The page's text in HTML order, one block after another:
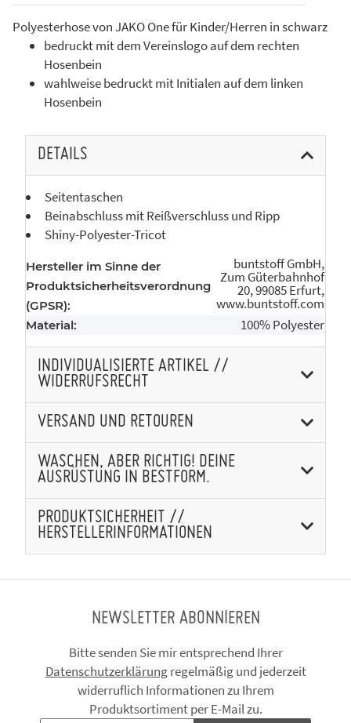
Polyesterhose von JAKO One für Kinder/Herren in schwarz
bedruckt mit dem Vereinslogo auf dem rechten
Hosenbein
wahlweise bedruckt mit Initialen auf dem linken
Hosenbein
DETAILS
Seitentaschen
Beinabschluss mit Reißverschluss und Ripp
Shiny-Polyester-Tricot
Hersteller im Sinne der
Produktsicherheitsverordnung
(GPSR):
buntstoff GmbH,
Zum Güterbahnhof
20, 99085 Erfurt,
www.buntstoff.com
Material: 100% Polyester
INDIVIDUALISIERTE ARTIKEL //
WIDERRUFSRECHT
VERSAND UND RETOUREN
WASCHEN, ABER RICHTIG! DEINE
AUSRÜSTUNG IN BESTFORM.
PRODUKTSICHERHEIT //
HERSTELLERINFORMATIONEN
NEWSLETTER ABONNIEREN
Bitte senden Sie mir entsprechend Ihrer
Datenschutzerklärungregelmäßig und jederzeit
widerruflich Informationen zu Ihrem
Produktsortiment per E-Mail zu.